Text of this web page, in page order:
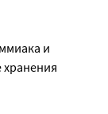
действием,
возбуждению
и
хранения